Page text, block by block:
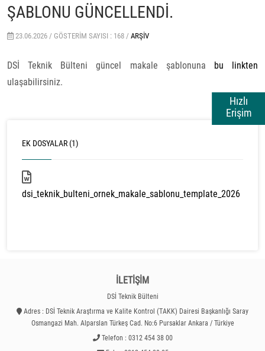
Hızlı
Erişim
ŞABLONU GÜNCELLENDİ.
23.06.2026 / GÖSTERIM SAYISI : 168 / ARŞIV
DSİ Teknik Bülteni güncel makale şablonuna bu linkten
ulaşabilirsiniz.
EK DOSYALAR (1)
dsi_teknik_bulteni_ornek_makale_sablonu_template_2026
İLETİŞİM
DSİ Teknik Bülteni
Adres : DSİ Teknik Araştırma ve Kalite Kontrol (TAKK) Dairesi Başkanlığı Saray
Osmangazi Mah. Alparslan Türkeş Cad. No:6 Pursaklar Ankara / Türkiye
Telefon : 0312 454 38 00